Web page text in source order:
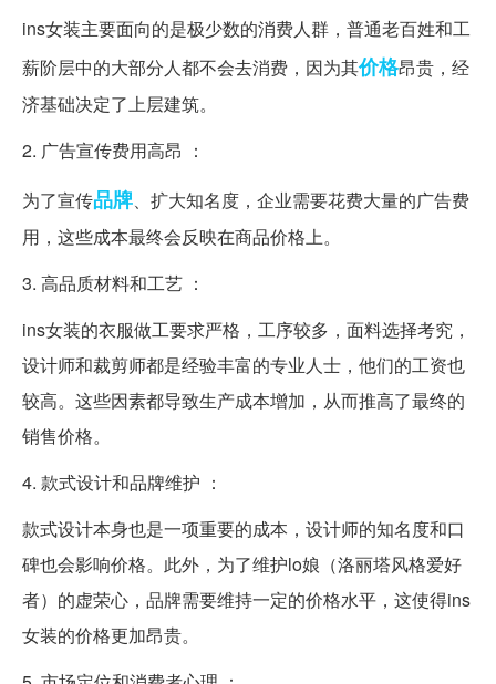
ins女装主要面向的是极少数的消费人群，普通老百姓和工
薪阶层中的大部分人都不会去消费，因为其价格昂贵，经
济基础决定了上层建筑。
2. 广告宣传费用高昂 ：
为了宣传品牌、扩大知名度，企业需要花费大量的广告费
用，这些成本最终会反映在商品价格上。
3. 高品质材料和工艺 ：
ins女装的衣服做工要求严格，工序较多，面料选择考究，
设计师和裁剪师都是经验丰富的专业人士，他们的工资也
较高。这些因素都导致生产成本增加，从而推高了最终的
销售价格。
4. 款式设计和品牌维护 ：
款式设计本身也是一项重要的成本，设计师的知名度和口
碑也会影响价格。此外，为了维护lo娘（洛丽塔风格爱好
者）的虚荣心，品牌需要维持一定的价格水平，这使得ins
女装的价格更加昂贵。